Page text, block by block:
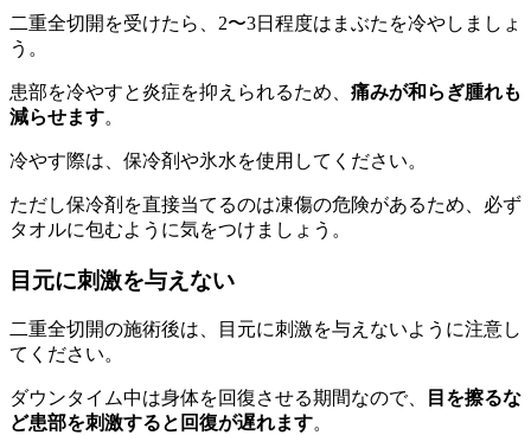
二重全切開を受けたら、2〜3日程度はまぶたを冷やしましょ
う。
患部を冷やすと炎症を抑えられるため、 痛みが和らぎ腫れも
減らせます。
冷やす際は、保冷剤や氷水を使用してください。
ただし保冷剤を直接当てるのは凍傷の危険があるため、必ず
タオルに包むように気をつけましょう。
目元に刺激を与えない
二重全切開の施術後は、目元に刺激を与えないように注意し
てください。
ダウンタイム中は身体を回復させる期間なので、
目を擦るな
ど患部を刺激すると回復が遅れます。